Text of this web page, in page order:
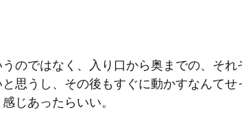
のではなく、入り口から奥までの、そ
思うし、その後もすぐに動かすなんて
じあったらいい。